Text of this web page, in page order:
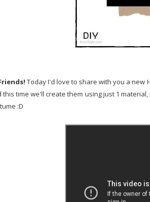
Today I'd love to share with you a new
this time we'll create them using just 1
:D